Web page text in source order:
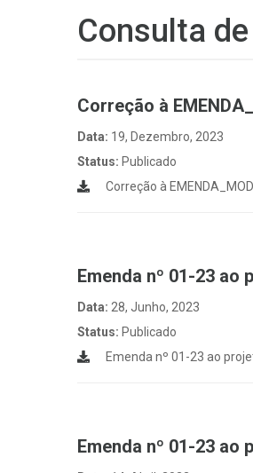
Consulta
Correção à
Data: 19, Dezembro, 2023
Status: Publicado
Correção à
Emenda nº 01-23 ao
Data: 28, Junho, 2023
Status: Publicado
Emenda nº 01-23 ao
Emenda nº 01-23 ao